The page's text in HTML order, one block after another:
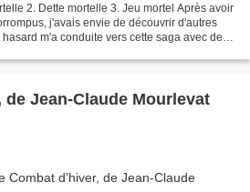
2. Dette mortelle 3. Jeu mortel Après avoir
j'avais envie de découvrir d'autres
m'a conduite vers cette saga avec des
de Jean-Claude Mourlevat